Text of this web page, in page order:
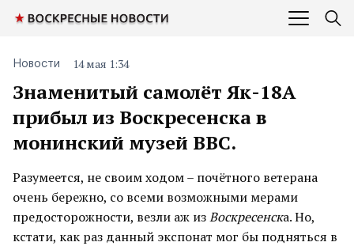
Знаменитый самолёт Як-18А
прибыл из Воскресенска в
монинский музей ВВС.
Новости 14 мая 1:34
Разумеется, не своим ходом – почётного ветерана
очень бережно, со всеми возможными мерами
предосторожности, везли аж изВоскресенска. Но,
кстати, как раз данный экспонат мог бы подняться в